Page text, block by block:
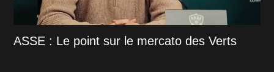
ASSE : Le point sur le mercato des Verts